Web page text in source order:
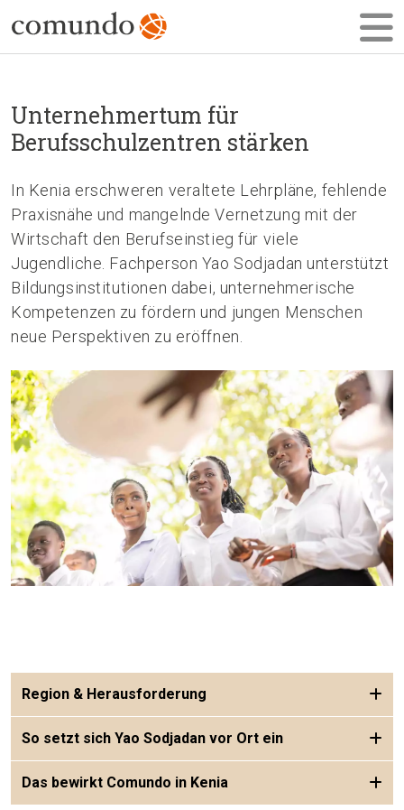
Unternehmertum für
Berufsschulzentren stärken
In Kenia erschweren veraltete Lehrpläne, fehlende
Praxisnähe und mangelnde Vernetzung mit der
Wirtschaft den Berufseinstieg für viele
Jugendliche. Fachperson Yao Sodjadan unterstützt
Bildungsinstitutionen dabei, unternehmerische
Kompetenzen zu fördern und jungen Menschen
neue Perspektiven zu eröffnen.
Region & Herausforderung
So setzt sich Yao Sodjadan vor Ort ein
Das bewirkt Comundo in Kenia